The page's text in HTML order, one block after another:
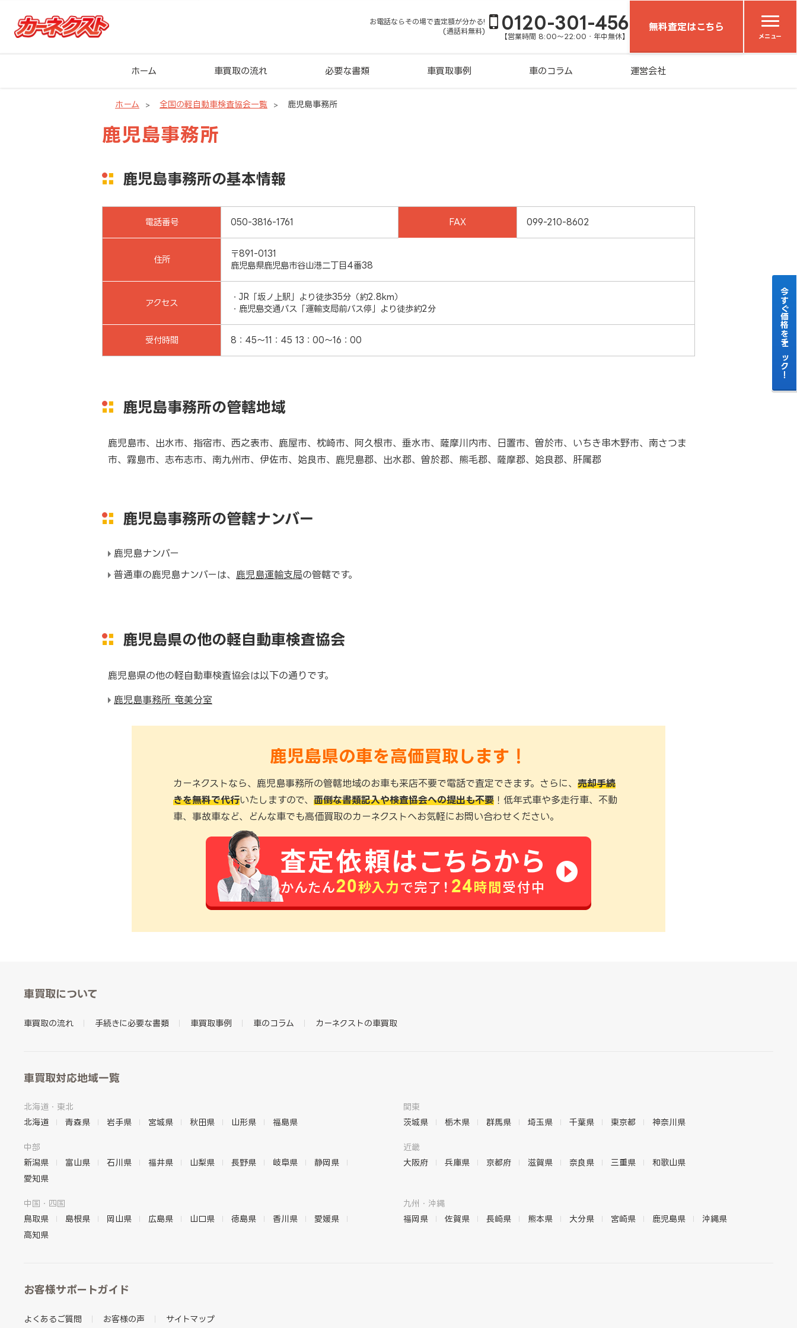
お電話ならその場で査定額が分かる!
(通話料無料)
0120-301-456
【営業時間 8:00～22:00・年中無休】
無料査定はこちら
メニュー
ホーム 車買取の流れ 必要な書類 車買取事例 車のコラム 運営会社
ホーム 全国の軽自動車検査協会一覧 鹿児島事務所
鹿児島事務所
鹿児島事務所の基本情報
電話番号 050-3816-1761 FAX 099-210-8602
住所
〒891-0131
鹿児島県鹿児島市谷山港二丁目4番38
アクセス
・JR「坂ノ上駅」より徒歩35分（約2.8km）
・鹿児島交通バス「運輸支局前バス停」より徒歩約2分
受付時間 8：45～11：45 13：00～16：00
鹿児島事務所の管轄地域
鹿児島市、出水市、指宿市、西之表市、鹿屋市、枕崎市、阿久根市、垂水市、薩摩川内市、日置市、曽於市、いちき串木野市、南さつま
市、霧島市、志布志市、南九州市、伊佐市、姶良市、鹿児島郡、出水郡、曽於郡、熊毛郡、薩摩郡、姶良郡、肝属郡
鹿児島事務所の管轄ナンバー
鹿児島ナンバー
普通車の鹿児島ナンバーは、 鹿児島運輸支局の管轄です。
鹿児島県の他の軽自動車検査協会
鹿児島県の他の軽自動車検査協会は以下の通りです。
鹿児島事務所 奄美分室
鹿児島県の車を高価買取します！
カーネクストなら、鹿児島事務所の管轄地域のお車も来店不要で電話で査定できます。さらに、 売却手続
きを無料で代行いたしますので、 面倒な書類記入や検査協会への提出も不要 ！低年式車や多走行車、不動
車、事故車など、どんな車でも高価買取のカーネクストへお気軽にお問い合わせください。
車買取について
車買取の流れ 手続きに必要な書類 車買取事例 車のコラム カーネクストの車買取
車買取対応地域一覧
北海道・東北
北海道
青森県 岩手県 宮城県 秋田県 山形県 福島県
関東
茨城県
栃木県 群馬県 埼玉県 千葉県 東京都 神奈川県
中部
新潟県
富山県 石川県 福井県 山梨県 長野県 岐阜県
静岡県
愛知県
近畿
大阪府
兵庫県 京都府 滋賀県 奈良県 三重県 和歌山県
中国・四国
鳥取県
島根県 岡山県 広島県 山口県 徳島県 香川県
愛媛県
高知県
九州・沖縄
福岡県
佐賀県 長崎県 熊本県 大分県 宮崎県 鹿児島県 沖縄県
お客様サポートガイド
よくあるご質問 お客様の声 サイトマップ
今すぐ価格をチェック！